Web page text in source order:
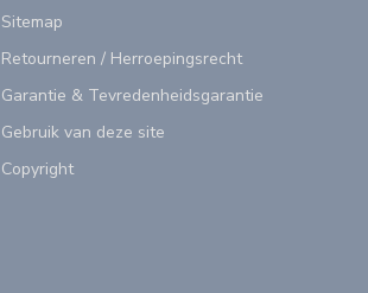
Sitemap
Retourneren / Herroepingsrecht
Garantie & Tevredenheidsgarantie
Gebruik van deze site
Copyright